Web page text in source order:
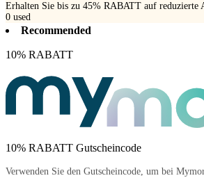
Erhalten Sie bis zu 45% RABATT auf reduzierte
0 used
Recommended
10% RABATT
10% RABATT Gutscheincode
Verwenden Sie den Gutscheincode, um bei